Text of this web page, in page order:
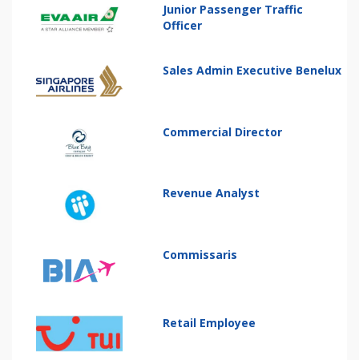
Junior Passenger Traffic
Officer
Sales Admin Executive Benelux
Commercial Director
Revenue Analyst
Commissaris
Retail Employee